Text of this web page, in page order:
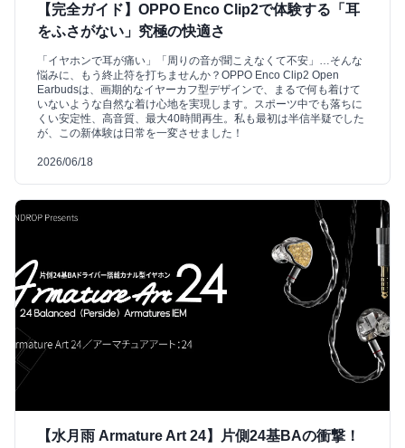
【完全ガイド】OPPO Enco Clip2で体験する「耳
をふさがない」究極の快適さ
「イヤホンで耳が痛い」「周りの音が聞こえなくて不安」…そんな
悩みに、もう終止符を打ちませんか？OPPO Enco Clip2 Open
Earbudsは、画期的なイヤーカフ型デザインで、まるで何も着けて
いないような自然な着け心地を実現します。スポーツ中でも落ちに
くい安定性、高音質、最大40時間再生。私も最初は半信半疑でした
が、この新体験は日常を一変させました！
2026/06/18
【水月雨 Armature Art 24】片側24基BAの衝撃！